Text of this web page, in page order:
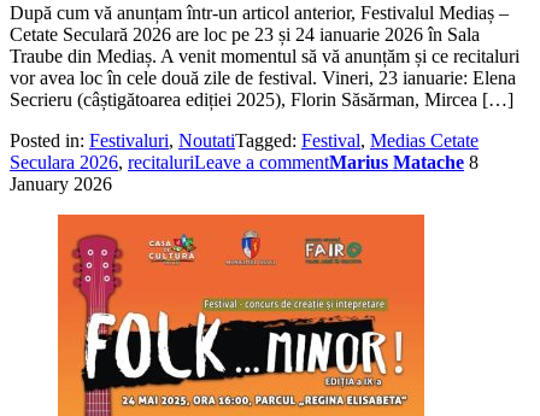
După cum vă anunțam într-un articol anterior, Festivalul Mediaș –
Cetate Seculară 2026 are loc pe 23 și 24 ianuarie 2026 în Sala
Traube din Mediaș. A venit momentul să vă anunțăm și ce recitaluri
vor avea loc în cele două zile de festival. Vineri, 23 ianuarie: Elena
Secrieru (câștigătoarea ediției 2025), Florin Săsărman, Mircea […]
Posted in: Festivaluri, NoutatiTagged: Festival, Medias Cetate
Seculara 2026, recitaluriLeave a commentMarius Matache 8
January 2026